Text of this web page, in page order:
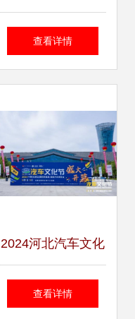
食品产业博览会盛
科技守护消费者舌
尖上的安全
查看详情
2024河北汽车文化
节 石家庄国际会展
查看详情